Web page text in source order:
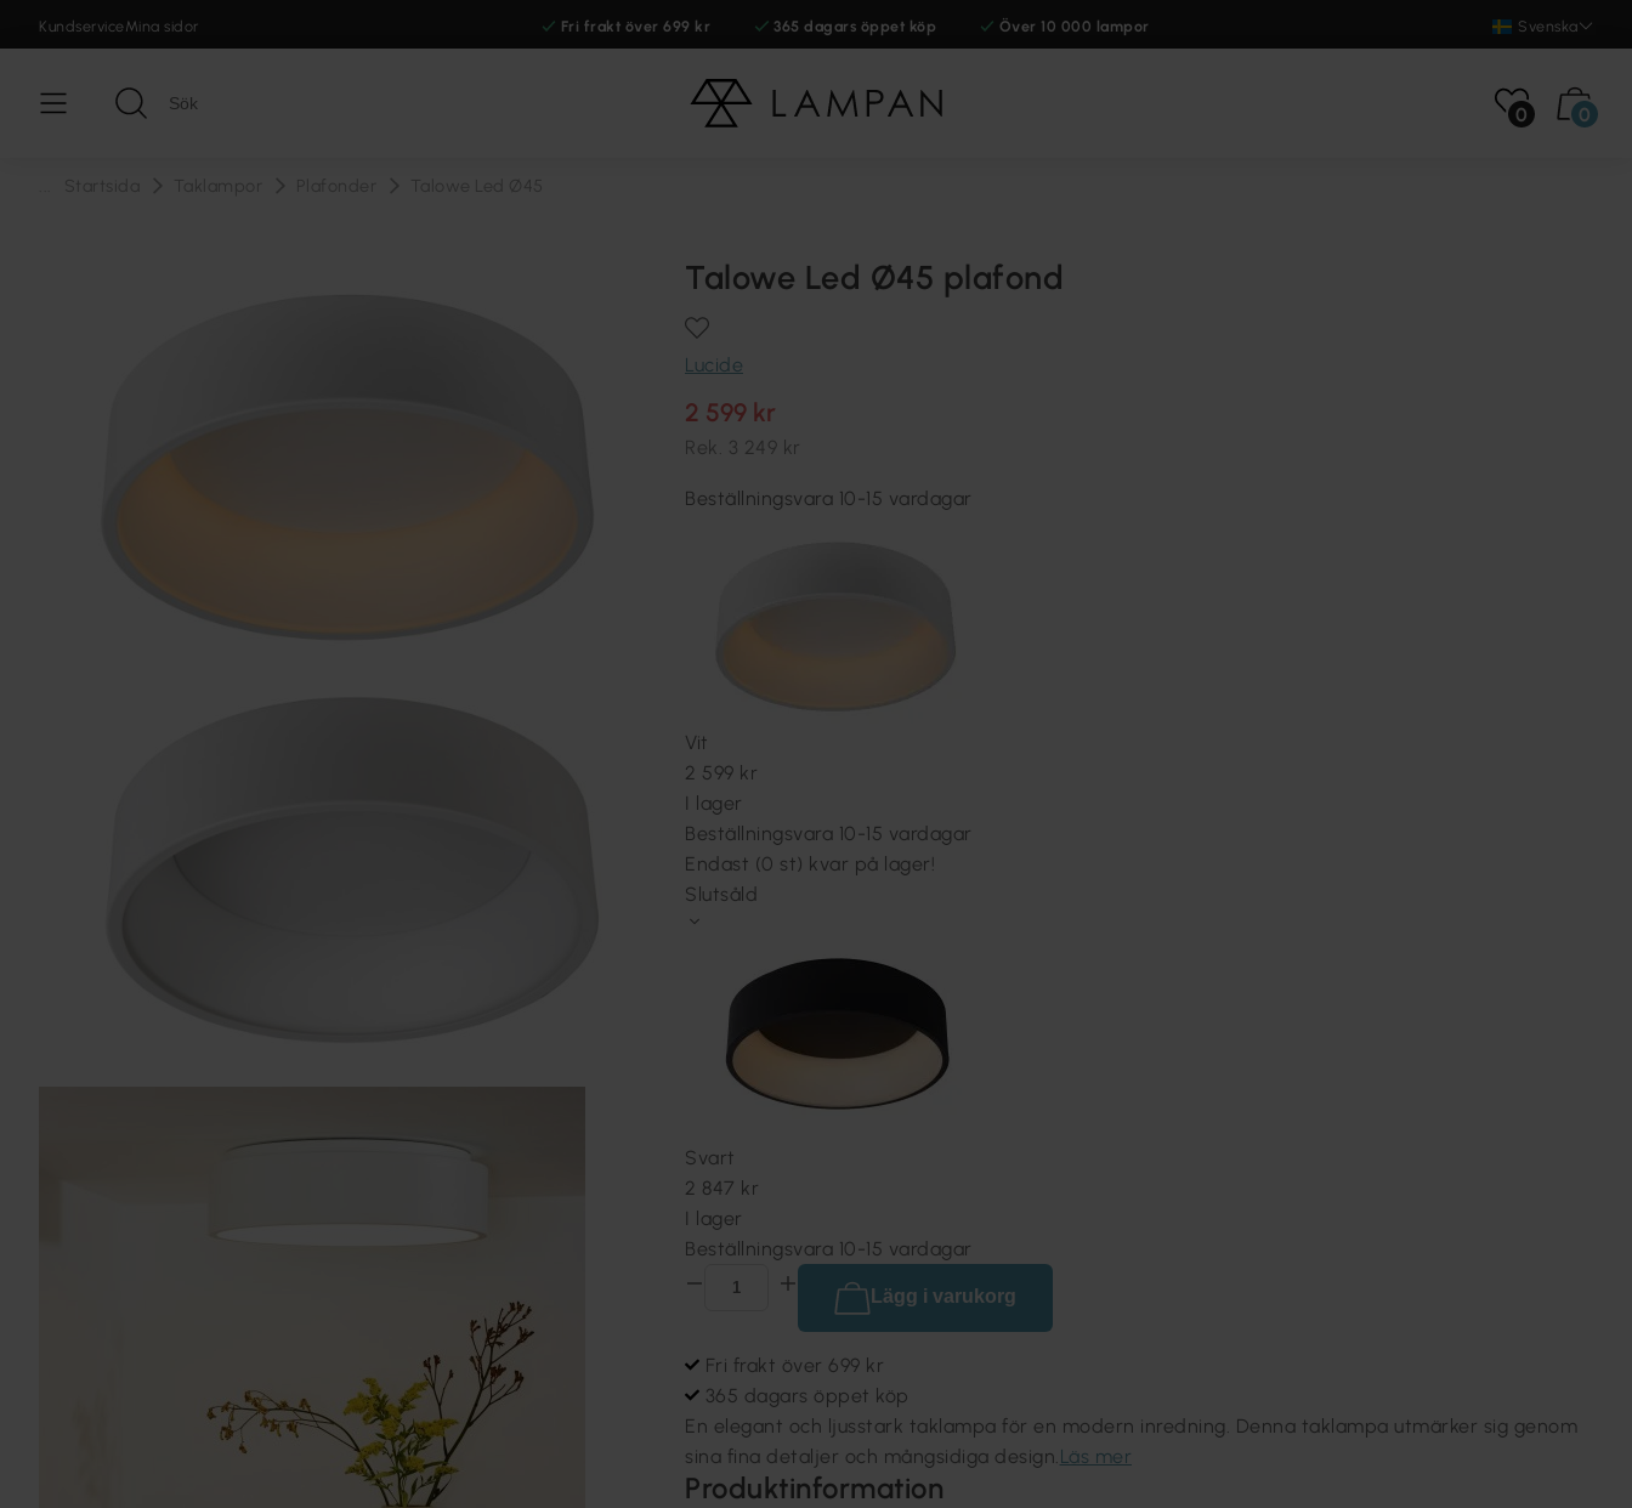
KundserviceMina sidor Fri frakt över 699 kr 365 dagars öppet köp Över 10 000 lampor Svenska
0 0
Talowe Led Ø45 plafond
Lucide
2 599 kr
Rek. 3 249 kr
Beställningsvara 10-15 vardagar
Vit
2 599 kr
I lager
Beställningsvara 10-15 vardagar
Endast (0 st) kvar på lager!
Slutsåld
Svart
2 847 kr
I lager
Beställningsvara 10-15 vardagar
Lägg i varukorg
Fri frakt över 699 kr
365 dagars öppet köp
En elegant och ljusstark taklampa för en modern inredning. Denna taklampa utmärker sig genom
sina fina detaljer och mångsidiga design.Läs mer
Produktinformation